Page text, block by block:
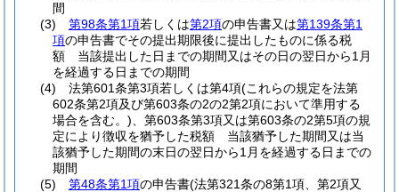
間
(3)
第98条第1項若しくは第2項の申告書又は第139条第1
項の申告書でその提出期限後に提出したものに係る税
額 当該提出した日までの期間又はその日の翌日から1月
を経過する日までの期間
(4)
法第601条第3項若しくは第4項(これらの規定を法第
602条第2項及び第603条の2の2第2項において準用する
場合を含む。) 、第603条第3項又は第603条の2第5項の規
定により徴収を猶予した税額 当該猶予した期間又は当
該猶予した期間の末日の翌日から1月を経過する日までの
期間
(5)
第48条第1項の申告書(法第321条の8第1項、第2項又